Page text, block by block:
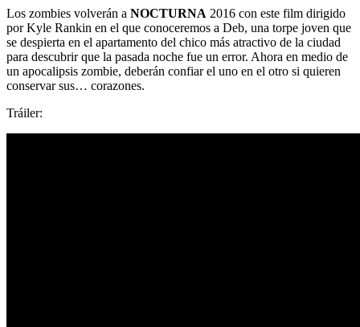
Los zombies volverán a NOCTURNA 2016 con este film dirigido
por Kyle Rankin en el que conoceremos a Deb, una torpe joven que
se despierta en el apartamento del chico más atractivo de la ciudad
para descubrir que la pasada noche fue un error. Ahora en medio de
un apocalipsis zombie, deberán confiar el uno en el otro si quieren
conservar sus… corazones.
Tráiler: